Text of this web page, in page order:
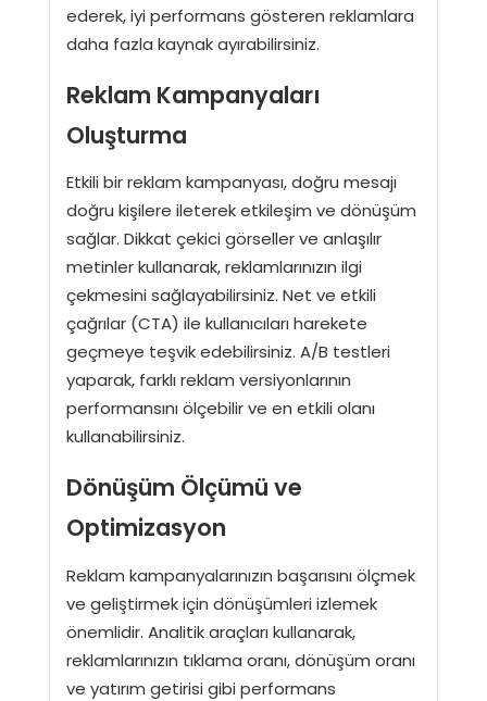
ederek, iyi performans gösteren reklamlara
daha fazla kaynak ayırabilirsiniz.
Reklam Kampanyaları
Oluşturma
Etkili bir reklam kampanyası, doğru mesajı
doğru kişilere ileterek etkileşim ve dönüşüm
sağlar. Dikkat çekici görseller ve anlaşılır
metinler kullanarak, reklamlarınızın ilgi
çekmesini sağlayabilirsiniz. Net ve etkili
çağrılar (CTA) ile kullanıcıları harekete
geçmeye teşvik edebilirsiniz. A/B testleri
yaparak, farklı reklam versiyonlarının
performansını ölçebilir ve en etkili olanı
kullanabilirsiniz.
Dönüşüm Ölçümü ve
Optimizasyon
Reklam kampanyalarınızın başarısını ölçmek
ve geliştirmek için dönüşümleri izlemek
önemlidir. Analitik araçları kullanarak,
reklamlarınızın tıklama oranı, dönüşüm oranı
ve yatırım getirisi gibi performans